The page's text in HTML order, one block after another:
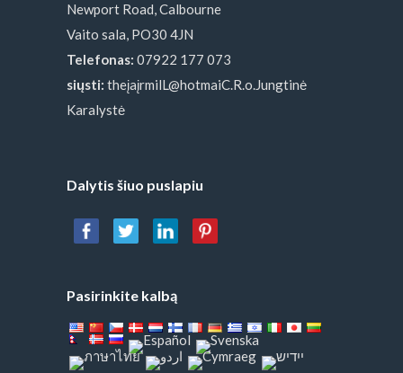
Newport Road, Calbourne
Vaito sala, PO30 4JN
Telefonas: 07922 177 073
siųsti: theįaįrmilL@hotmaiC.R.o.Jungtinė
Karalystė
Dalytis šiuo puslapiu
Pasirinkite kalbą